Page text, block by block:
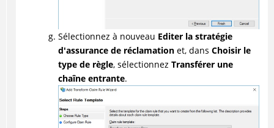
Sélectionnez à nouveau Editer la stratégie
d'assurance de réclamationet, dans Choisir le
type de règle, sélectionnez Transférer une
chaîne entrante.